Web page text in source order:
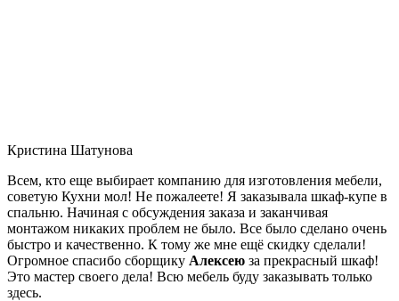
Кристина Шатунова
Всем, кто еще выбирает компанию для изготовления мебели,
советую Кухни мол! Не пожалеете! Я заказывала шкаф-купе в
спальню. Начиная с обсуждения заказа и заканчивая
монтажом никаких проблем не было. Все было сделано очень
быстро и качественно. К тому же мне ещё скидку сделали!
Огромное спасибо сборщику Алексею за прекрасный шкаф!
Это мастер своего дела! Всю мебель буду заказывать только
здесь.